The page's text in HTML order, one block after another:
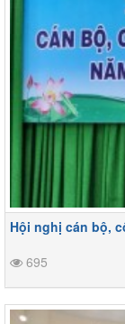
Hội nghị cán bộ,
695